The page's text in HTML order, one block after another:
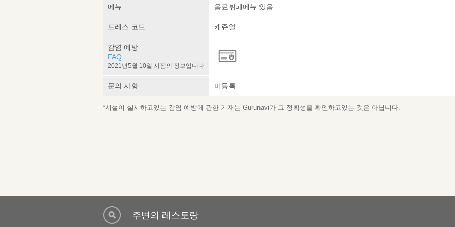
메뉴 음료뷔페메뉴 있음
드레스 코드 캐쥬얼
감염 예방
FAQ
2021년5월 10일 시점의 정보입니다
문의 사항 미등록
*시설이 실시하고있는 감염 예방에 관한 기재는 Gurunavi가 그 정확성을 확인하고있는 것은 아닙니다.
주변의 레스토랑